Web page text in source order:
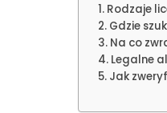
Rodzaje
Gdzie
Na co
Legalne
Jak